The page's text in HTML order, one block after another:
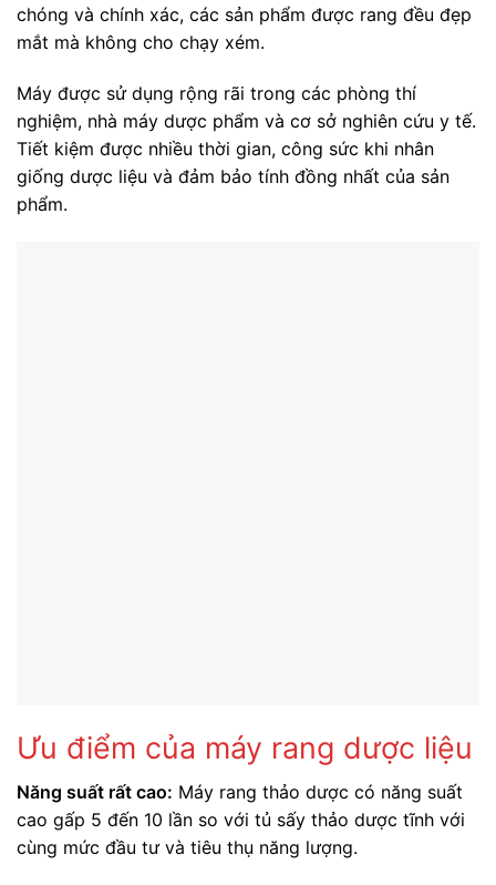
chóng và chính xác, các sản phẩm được rang đều đẹp
mắt mà không cho chạy xém.
Máy được sử dụng rộng rãi trong các phòng thí
nghiệm, nhà máy dược phẩm và cơ sở nghiên cứu y tế.
Tiết kiệm được nhiều thời gian, công sức khi nhân
giống dược liệu và đảm bảo tính đồng nhất của sản
phẩm.
Ưu điểm của máy rang dược liệu
Năng suất rất cao: Máy rang thảo dược có năng suất
cao gấp 5 đến 10 lần so với tủ sấy thảo dược tĩnh với
cùng mức đầu tư và tiêu thụ năng lượng.